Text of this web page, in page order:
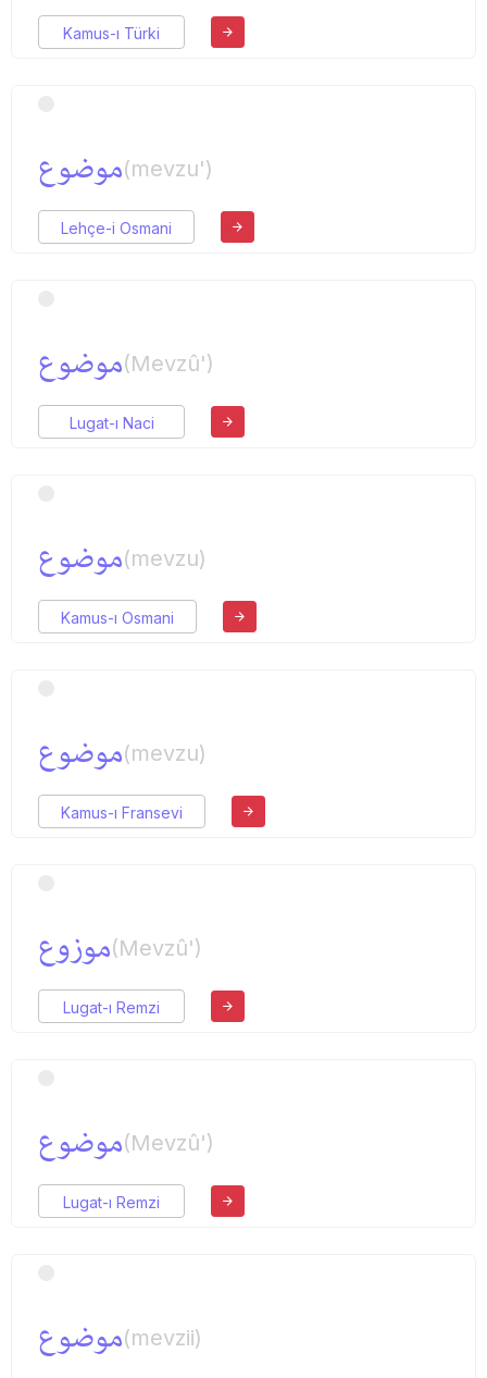
Kamus-ı Türki
موضوع(mevzu')
Lehçe-i Osmani
موضوع(Mevzû')
Lugat-ı Naci
موضوع(mevzu)
Kamus-ı Osmani
موضوع(mevzu)
Kamus-ı Fransevi
موزوع(Mevzû')
Lugat-ı Remzi
موضوع(Mevzû')
Lugat-ı Remzi
موضوع(mevzii)